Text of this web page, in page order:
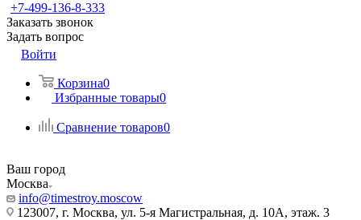
+7-499-136-8-333
Заказать звонок
Задать вопрос
Войти
Корзина0
Избранные товары0
Сравнение товаров0
Ваш город
Москва
info@timestroy.moscow
123007, г. Москва, ул. 5-я Магистральная, д. 10А, этаж. 3